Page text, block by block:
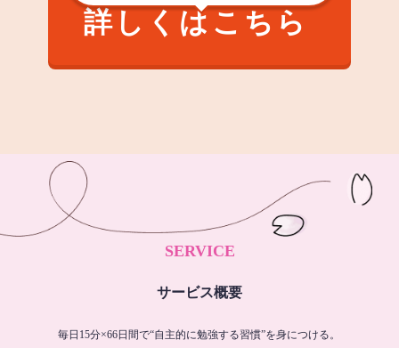
詳しくはこちら
SERVICE
サービス概要
毎日15分×66日間で“自主的に勉強する習慣”を身につける。